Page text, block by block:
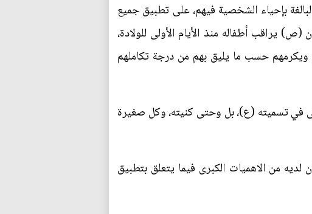
بإحياء الشخصية فيهم، على تطبيق جميع
(ص) يراقب أطفاله منذ الأيام الأولى للولادة،
ويكرمهم حسب ما يليق بهم من درجة تكاملهم
في تسميته (ع)، بل وحتى كنيته، وكل صغيرة
من الاهميات الكبرى فيما يتعلق بتطبيق